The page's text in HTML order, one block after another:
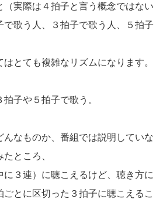
（実際は４拍子と言う概念ではない
で歌う人、３拍子で歌う人、５拍子
とても複雑なリズムになります。
子や５拍子で歌う。
んなものか、番組では説明していな
ところ、
に３連）に聴こえるけど、聴き方に
ごとに区切った３拍子に聴こえるこ